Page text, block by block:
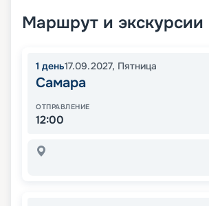
Маршрут и экскурсии
1 день17.09.2027, Пятница
Самара
ОТПРАВЛЕНИЕ
12:00